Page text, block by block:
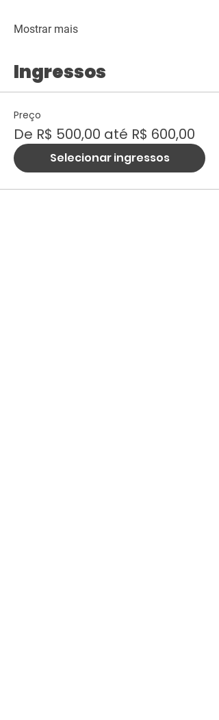
Mostrar mais
Ingressos
Preço
De R$ 500,00 até R$ 600,00
Selecionar ingressos